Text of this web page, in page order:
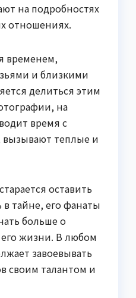
на подробностях
отношениях.
временем,
и близкими
делиться этим
на
время с
вызывают теплые и
оставить
тайне, его фанаты
больше о
жизни. В любом
завоевывать
своим талантом и